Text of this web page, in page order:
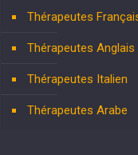
Thérapeutes
Thérapeutes Anglais
Thérapeutes Italien
Thérapeutes Arabe